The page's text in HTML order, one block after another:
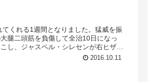
くれる1週間となりました。猛威を振
腿二頭筋を負傷して全治10日になっ
し、ジャスペル・シレセンが右ヒザ外
ンティティ、イバン・ラキティッチら
2016.10.11